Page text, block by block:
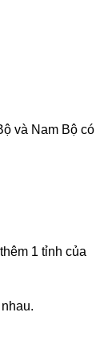
và Nam Bộ có
1 tỉnh của